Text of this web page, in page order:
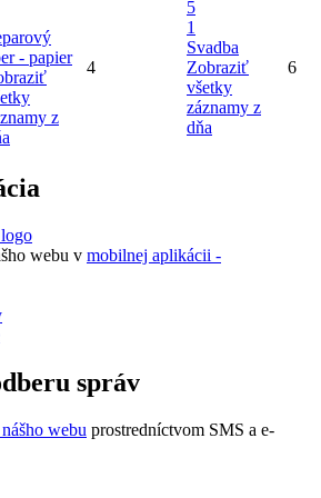
- papier
z
4
5
1
Svadba
Zobraziť
všetky
záznamy z
dňa
6
webu v mobilnej aplikácii -
správ
webu prostredníctvom SMS a e-